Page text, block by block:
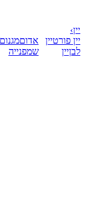
יין›
יין פורטיין
לבןיין
אדוםמגנום
שמפנייה